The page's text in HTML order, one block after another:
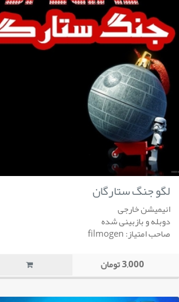
لگو جنگ ستارگان
انیمیشن خارجی
دوبله و بازبینی شده
صاحب امتیاز: filmogen
3,000 تومان